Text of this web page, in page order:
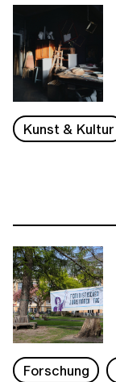
Kunst & Kultur
Forschung